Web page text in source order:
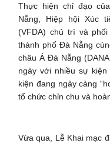
Thực hiện chỉ đạo
Nẵng, Hiệp hội Xúc
(VFDA) chủ trì và
thành phố Đà Nẵng
châu Á Đà Nẵng
ngày với nhiều sự
kiện đang ngày càng
tổ chức chỉn chu và
Vừa qua, Lễ Khai mạc